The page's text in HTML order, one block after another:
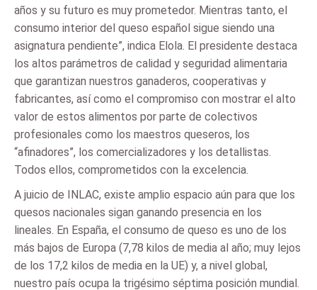
años y su futuro es muy prometedor. Mientras tanto, el
consumo interior del queso español sigue siendo una
asignatura pendiente”, indica Elola. El presidente destaca
los altos parámetros de calidad y seguridad alimentaria
que garantizan nuestros ganaderos, cooperativas y
fabricantes, así como el compromiso con mostrar el alto
valor de estos alimentos por parte de colectivos
profesionales como los maestros queseros, los
“afinadores”, los comercializadores y los detallistas.
Todos ellos, comprometidos con la excelencia.
A juicio de INLAC, existe amplio espacio aún para que los
quesos nacionales sigan ganando presencia en los
lineales. En España, el consumo de queso es uno de los
más bajos de Europa (7,78 kilos de media al año; muy lejos
de los 17,2 kilos de media en la UE) y, a nivel global,
nuestro país ocupa la trigésimo séptima posición mundial.